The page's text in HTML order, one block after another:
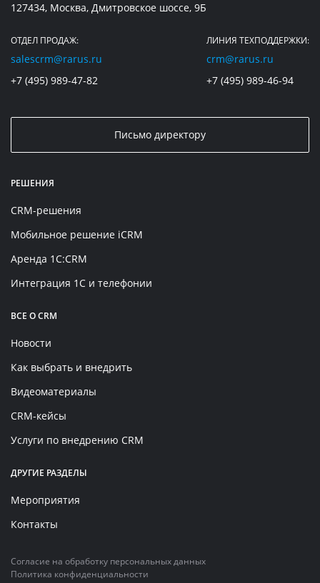
127434, Москва, Дмитровское шоссе, 9Б
ОТДЕЛ ПРОДАЖ:
salescrm@rarus.ru
+7 (495) 989-47-82
ЛИНИЯ ТЕХПОДДЕРЖКИ:
crm@rarus.ru
+7 (495) 989-46-94
Письмо директору
РЕШЕНИЯ
CRM-решения
Мобильное решение iCRM
Аренда 1C:CRM
Интеграция 1С и телефонии
ВСЕ О CRM
Новости
Как выбрать и внедрить
Видеоматериалы
CRM-кейсы
Услуги по внедрению CRM
ДРУГИЕ РАЗДЕЛЫ
Мероприятия
Контакты
Политика конфиденциальности
Согласие на обработку персональных данных